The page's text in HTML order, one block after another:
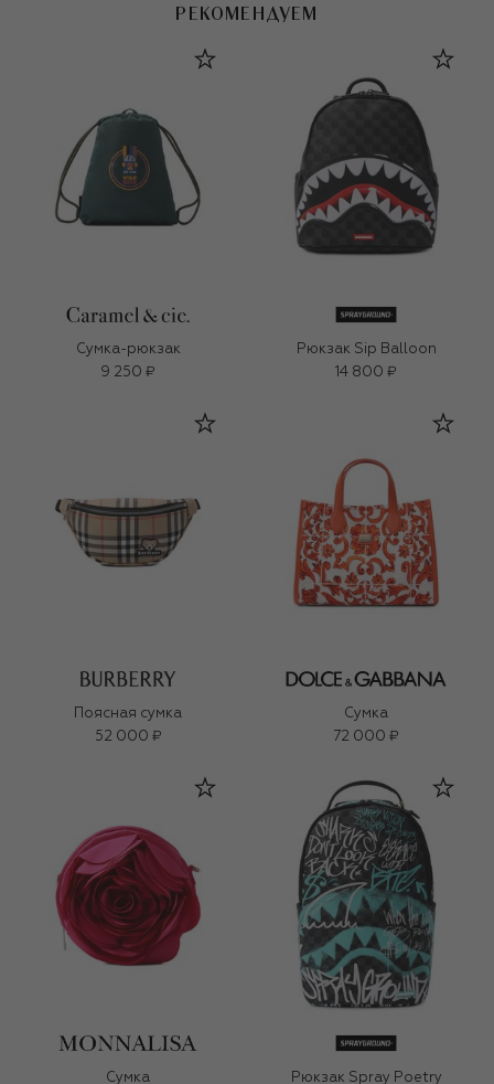
РЕКОМЕНДУЕМ
Сумка-рюкзак
9 250 ₽
Рюкзак Sip Balloon
14 800 ₽
Поясная сумка
52 000 ₽
Сумка
72 000 ₽
Сумка Рюкзак Spray Poetry